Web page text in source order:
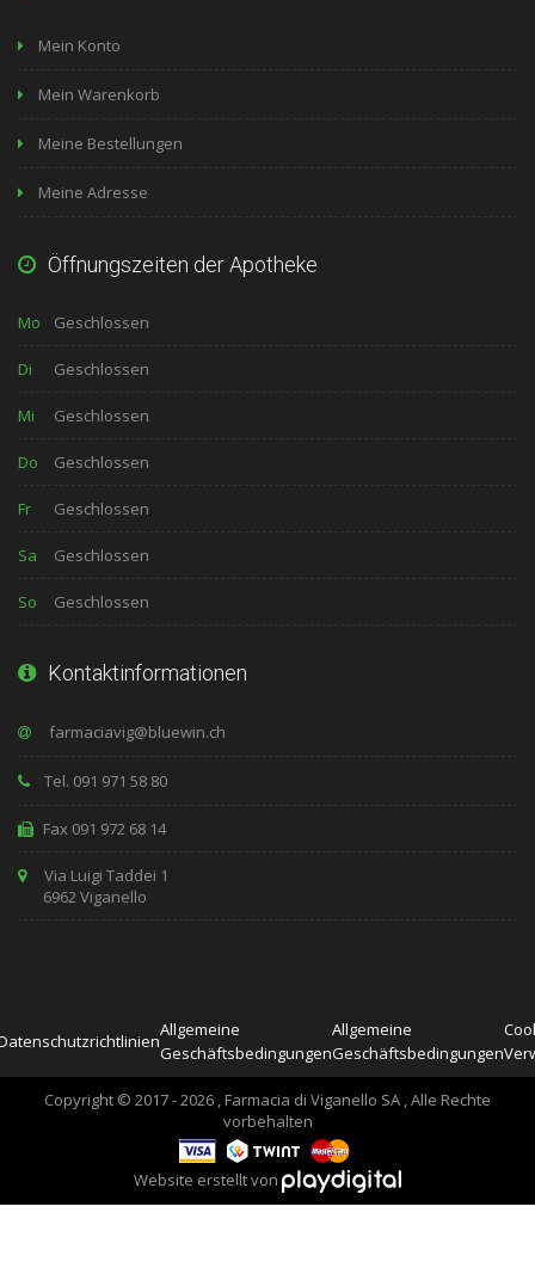
Mein Konto
Mein Warenkorb
Meine Bestellungen
Meine Adresse
Öffnungszeiten der Apotheke
Mo Geschlossen
Di Geschlossen
Mi Geschlossen
Do Geschlossen
Fr Geschlossen
Sa Geschlossen
So Geschlossen
Kontaktinformationen
Tel. 091 971 58 80
Fax 091 972 68 14
Via Luigi Taddei 1
6962 Viganello
Allgemeine
Geschäftsbedingungen
Allgemeine
Geschäftsbedingungen
Copyright © 2017 - 2026 , Farmacia di Viganello SA , Alle Rechte
vorbehalten
Website erstellt von